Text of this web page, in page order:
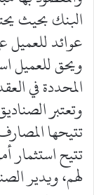
البنك بحيث
عوائد للعميل
ويحق للعميل
المحددة في
وتعتبر
تتيحها
تتيح استثمار
لهم، ويدير